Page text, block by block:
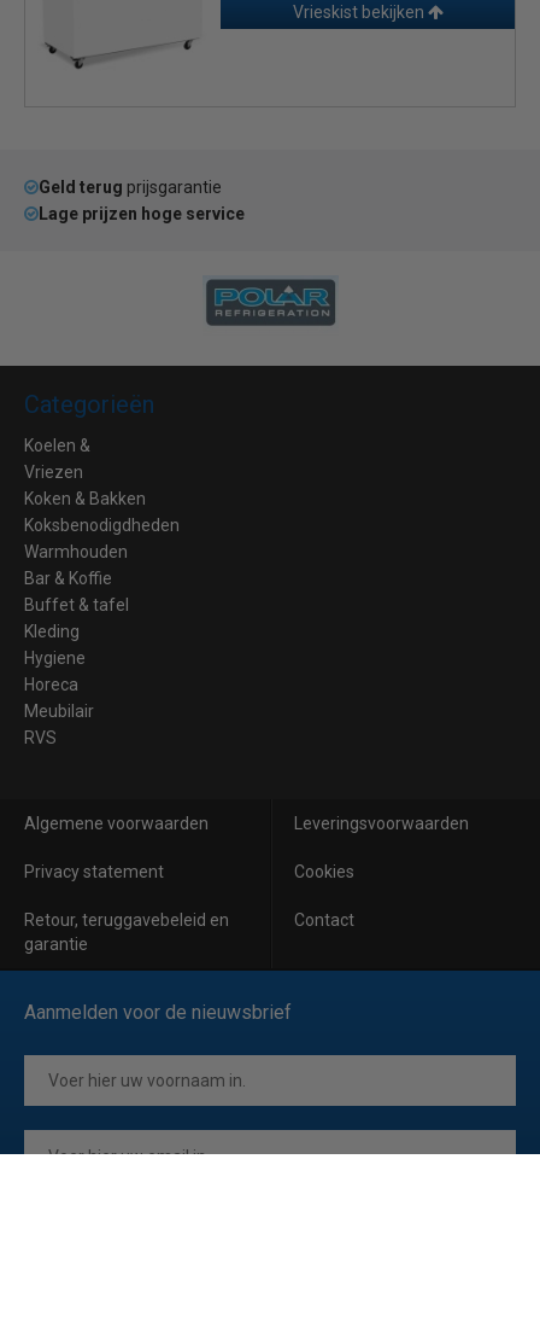
Vrieskist bekijken
Geld terug prijsgarantie
Lage prijzen hoge service
Categorieën
Koelen &
Vriezen
Koken & Bakken
Koksbenodigdheden
Warmhouden
Bar & Koffie
Buffet & tafel
Kleding
Hygiene
Horeca
Meubilair
RVS
Algemene voorwaarden Leveringsvoorwaarden
Privacy statement Cookies
Retour, teruggavebeleid en
garantie
Contact
Aanmelden voor de nieuwsbrief